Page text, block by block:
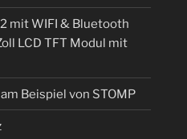
mit WIFI & Bluetooth
LCD TFT Modul mit
Beispiel von STOMP